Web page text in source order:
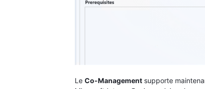
Le Co-Management supporte